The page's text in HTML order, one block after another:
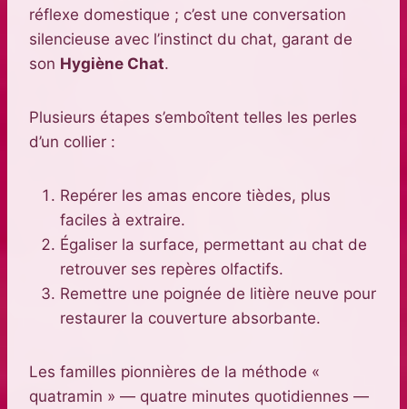
réflexe domestique ; c’est une conversation
silencieuse avec l’instinct du chat, garant de
son Hygiène Chat.
Plusieurs étapes s’emboîtent telles les perles
d’un collier :
Repérer les amas encore tièdes, plus
faciles à extraire.
Égaliser la surface, permettant au chat de
retrouver ses repères olfactifs.
Remettre une poignée de litière neuve pour
restaurer la couverture absorbante.
Les familles pionnières de la méthode «
quatramin » — quatre minutes quotidiennes —